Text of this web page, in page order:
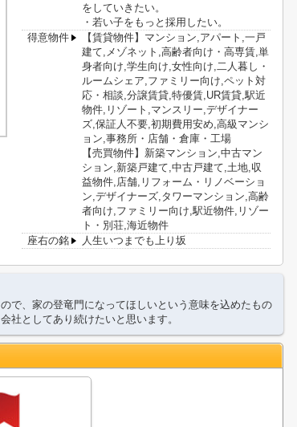
をしていきたい。
・若い子をもっと採用したい。
得意物件
【賃貸物件】マンション,アパート,一戸
建て,メゾネット,高齢者向け・高専賃,単
身者向け,学生向け,女性向け,二人暮し・
ルームシェア,ファミリー向け,ペット対
応・相談,分譲賃貸,特優賃,UR賃貸,駅近
物件,リゾート,マンスリー,デザイナー
ズ,保証人不要,初期費用安め,高級マンシ
ョン,事務所・店舗・倉庫・工場
【売買物件】新築マンション,中古マン
ション,新築戸建て,中古戸建て,土地,収
益物件,店舗,リフォーム・リノベーショ
ン,デザイナーズ,タワーマンション,高齢
者向け,ファミリー向け,駅近物件,リゾー
ト・別荘,海近物件
座右の銘
人生いつまでも上り坂
で、家の登竜門になってほしいという意味を込めたもの
社としてあり続けたいと思います。